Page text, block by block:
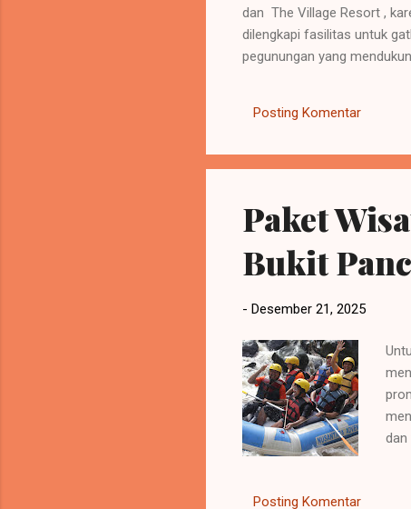
dan The Village Resort ,
dilengkapi fasilitas untuk
pegunungan yang
meeting/aula, seperti Villa
hingga ruang meeting kecil
Posting Komentar
Paket
Bukit
- Desember 21, 2025
dan
Posting Komentar